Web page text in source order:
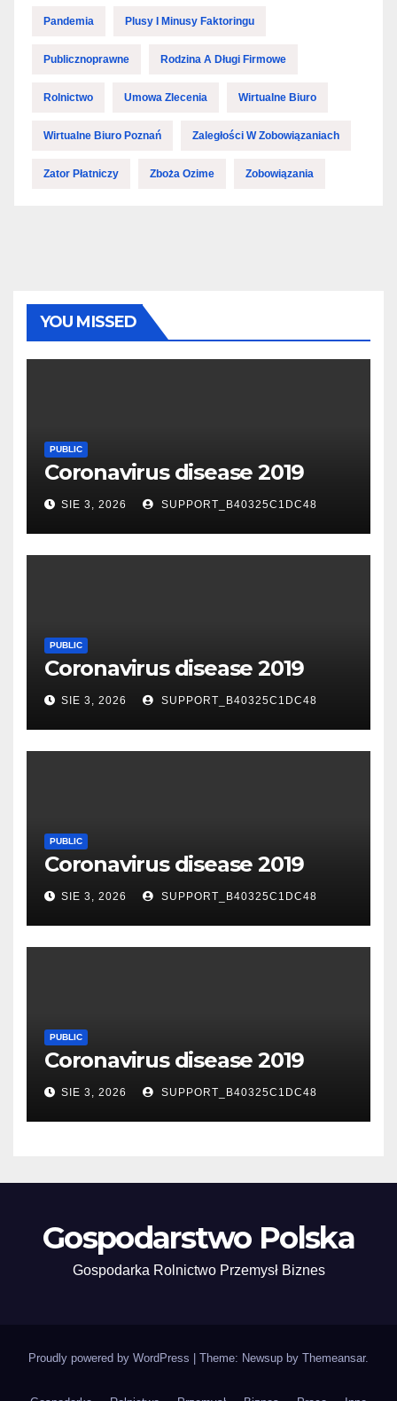
Pandemia Plusy I Minusy Faktoringu
Publicznoprawne Rodzina A Długi Firmowe
Rolnictwo Umowa Zlecenia Wirtualne Biuro
Wirtualne Biuro Poznań Zaległości W Zobowiązaniach
Zator Płatniczy Zboża Ozime Zobowiązania
YOU MISSED
PUBLIC
Coronavirus disease 2019
SIE 3, 2026 SUPPORT_B40325C1DC48
PUBLIC
Coronavirus disease 2019
SIE 3, 2026 SUPPORT_B40325C1DC48
PUBLIC
Coronavirus disease 2019
SIE 3, 2026 SUPPORT_B40325C1DC48
PUBLIC
Coronavirus disease 2019
SIE 3, 2026 SUPPORT_B40325C1DC48
Gospodarstwo Polska
Gospodarka Rolnictwo Przemysł Biznes
Proudly powered by WordPress Theme: Newsup by Themeansar.